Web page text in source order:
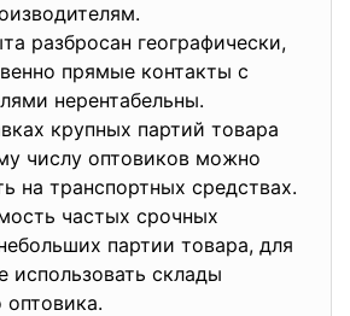
разбросан географически,
прямые контакты с
нерентабельны.
крупных партий товара
числу оптовиков можно
на транспортных средствах.
частых срочных
партии товара, для
использовать склады
оптовика.